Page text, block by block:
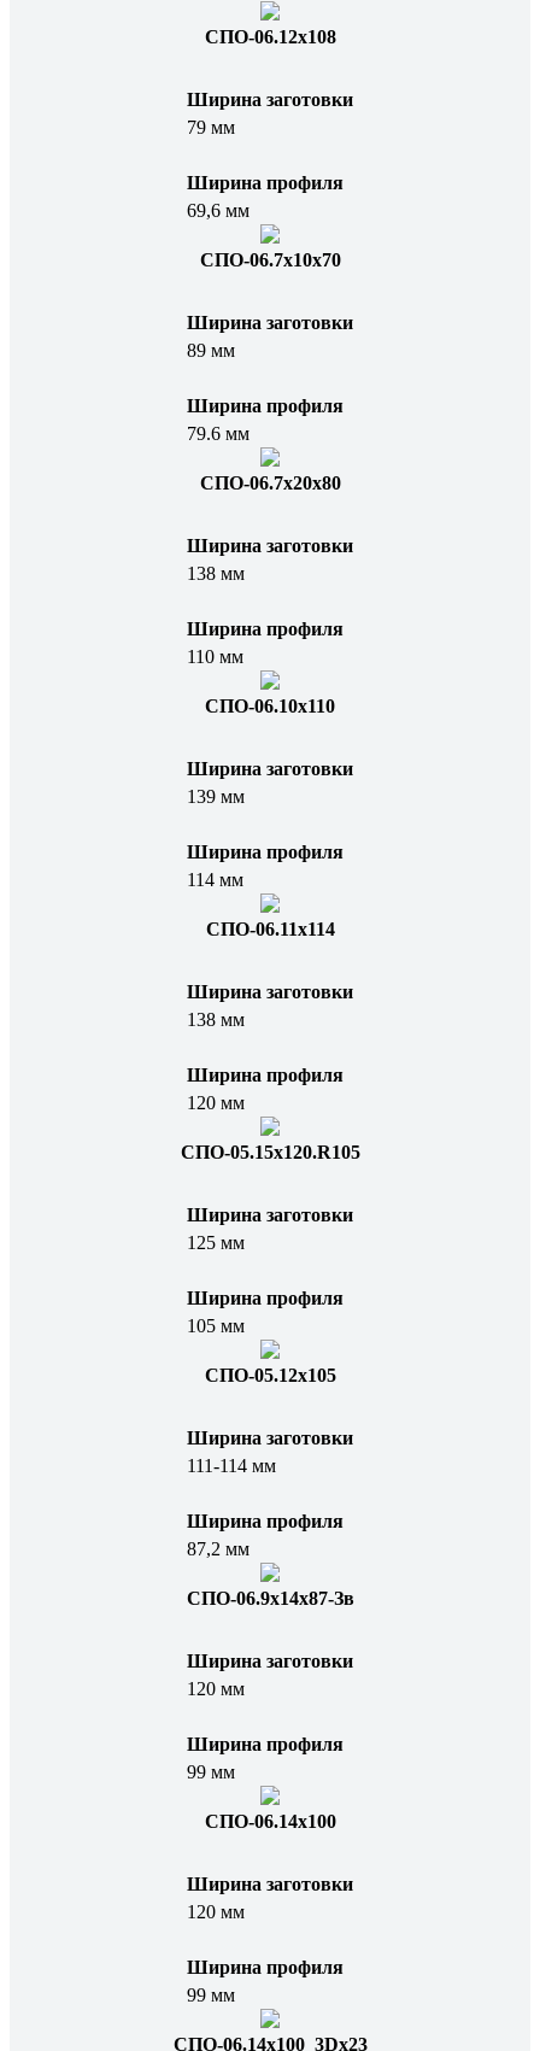
СПО-06.12x108
Ширина заготовки
79 мм
Ширина профиля
69,6 мм
СПО-06.7x10x70
Ширина заготовки
89 мм
Ширина профиля
79.6 мм
СПО-06.7x20x80
Ширина заготовки
138 мм
Ширина профиля
110 мм
СПО-06.10x110
Ширина заготовки
139 мм
Ширина профиля
114 мм
СПО-06.11x114
Ширина заготовки
138 мм
Ширина профиля
120 мм
СПО-05.15x120.R105
Ширина заготовки
125 мм
Ширина профиля
105 мм
СПО-05.12х105
Ширина заготовки
111-114 мм
Ширина профиля
87,2 мм
СПО-06.9x14x87-Зв
Ширина заготовки
120 мм
Ширина профиля
99 мм
СПО-06.14х100
Ширина заготовки
120 мм
Ширина профиля
99 мм
СПО-06.14x100_3Dx23